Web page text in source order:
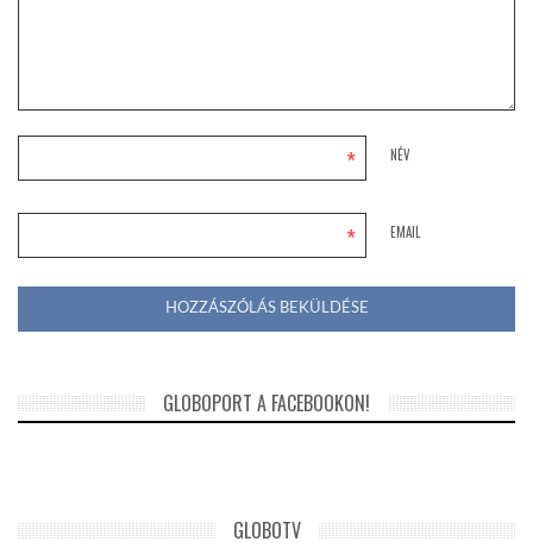
NÉV
*
EMAIL
*
GLOBOPORT A FACEBOOKON!
GLOBOTV